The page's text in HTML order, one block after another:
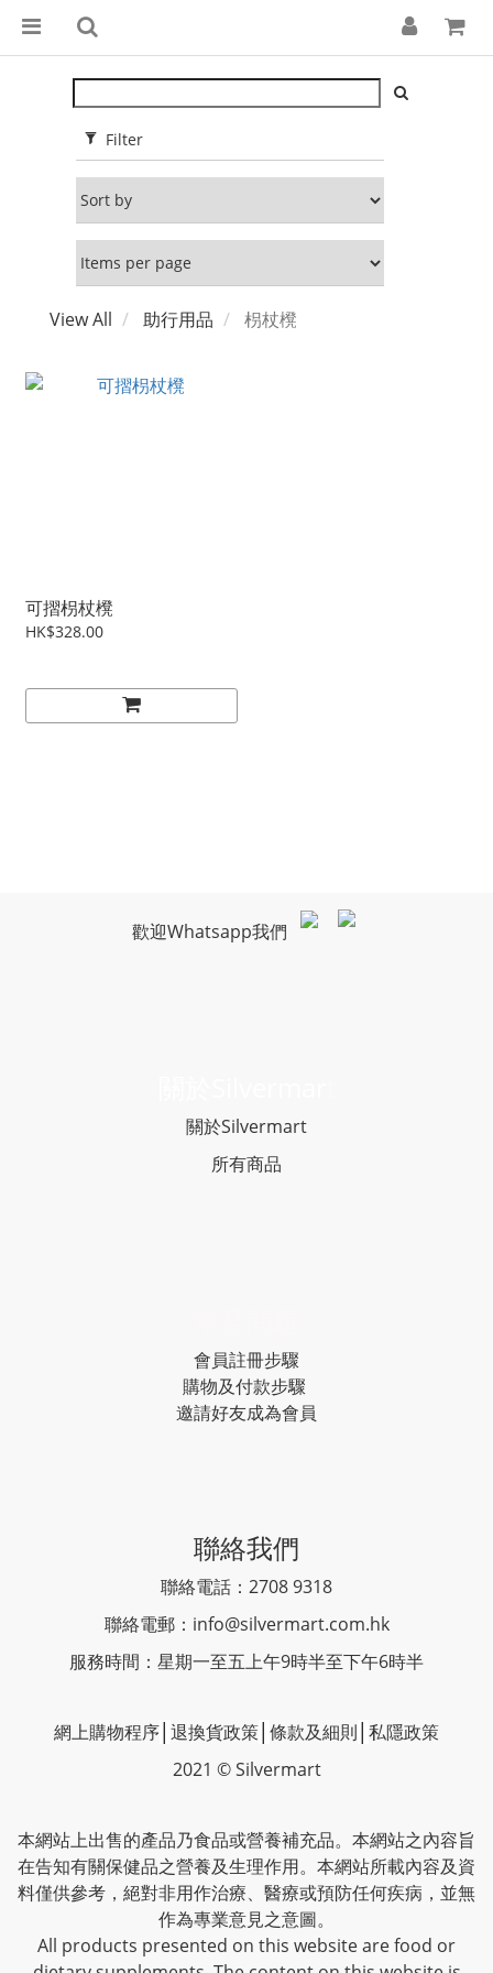
Filter
View All 助行用品 枴杖櫈
可摺枴杖櫈
HK$328.00
歡迎Whatsapp我們
關於Silvermart
所有商品
會員註冊步驟
購物及付款步驟
邀請好友成為會員
聯絡我們
聯絡電話：2708 9318
聯絡電郵： info@silvermart.com.hk
服務時間：星期一至五上午9時半至下午6時半
網上購物程序 退換貨政策 條款及細則 私隱政策
2021 © Silvermart
本網站上出售的產品乃食品或營養補充品。本網站之內容旨
在告知有關保健品之營養及生理作用。本網站所載內容及資
料僅供參考，絕對非用作治療、醫療或預防任何疾病，並無
作為專業意見之意圖。
All products presented on this website are food or